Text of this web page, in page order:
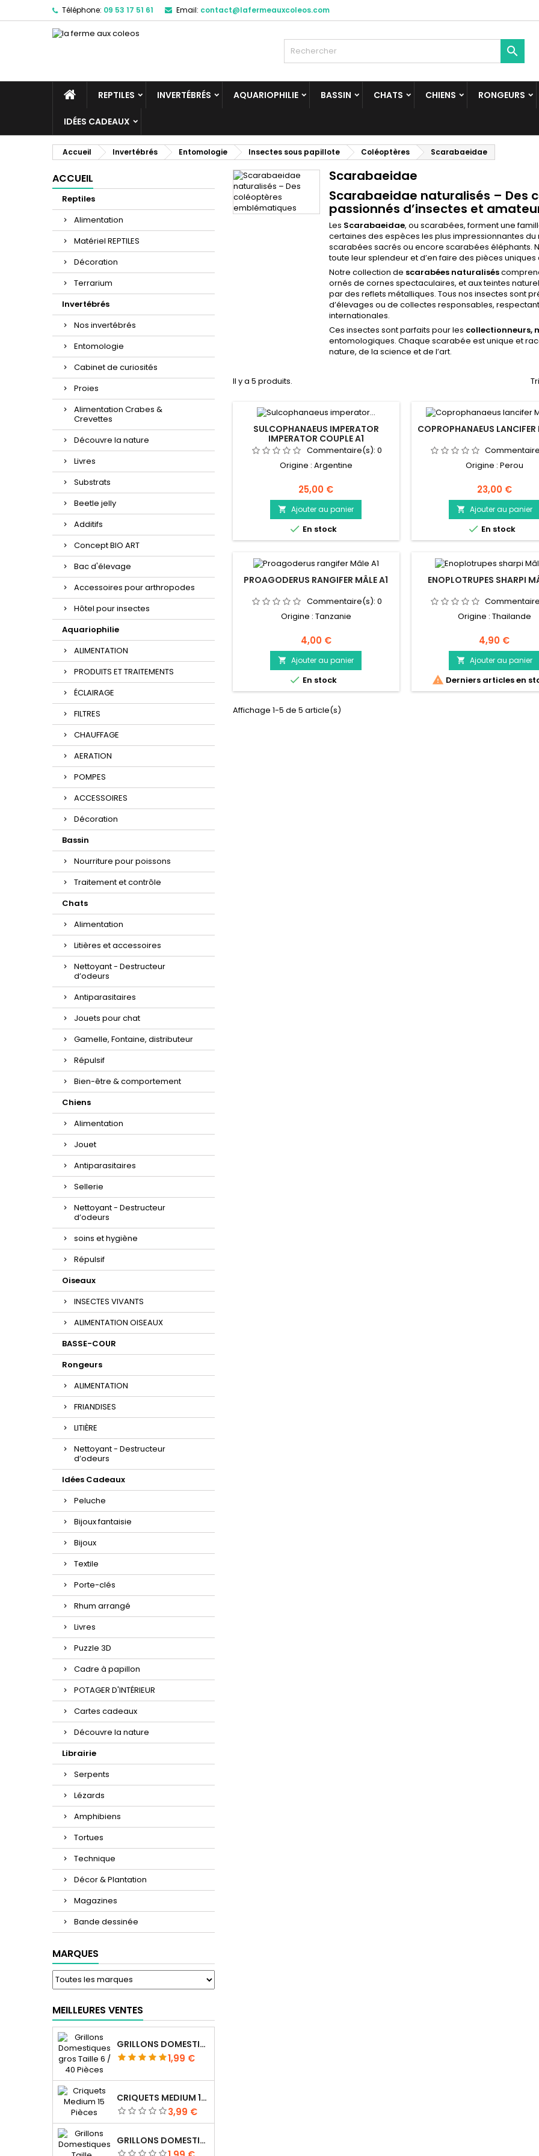
Téléphone: 09 53 17 51 61 Email: contact@lafermeauxcoleos.com

REPTILES INVERTÉBRÉS AQUARIOPHILIE BASSIN CHATS CHIENS RONGEURS
IDÉES CADEAUX
Accueil Invertébrés Entomologie Insectes sous papillote Coléoptères Scarabaeidae
ACCUEIL
Reptiles
Alimentation
Matériel REPTILES
Décoration
Terrarium
Invertébrés
Nos invertébrés
Entomologie
Cabinet de curiosités
Proies
Alimentation Crabes &
Crevettes
Découvre la nature
Livres
Substrats
Beetle jelly
Additifs
Concept BIO ART
Bac d'élevage
Accessoires pour arthropodes
Hôtel pour insectes
Aquariophilie
ALIMENTATION
PRODUITS ET TRAITEMENTS
ÉCLAIRAGE
FILTRES
CHAUFFAGE
AERATION
POMPES
ACCESSOIRES
Décoration
Bassin
Nourriture pour poissons
Traitement et contrôle
Chats
Alimentation
Litières et accessoires
Nettoyant - Destructeur
d’odeurs
Antiparasitaires
Jouets pour chat
Gamelle, Fontaine, distributeur
Répulsif
Bien-être & comportement
Chiens
Alimentation
Jouet
Antiparasitaires
Sellerie
Nettoyant - Destructeur
d’odeurs
soins et hygiène
Répulsif
Oiseaux
INSECTES VIVANTS
ALIMENTATION OISEAUX
BASSE-COUR
Rongeurs
ALIMENTATION
FRIANDISES
LITIÈRE
Nettoyant - Destructeur
d’odeurs
Idées Cadeaux
Peluche
Bijoux fantaisie
Bijoux
Textile
Porte-clés
Rhum arrangé
Livres
Puzzle 3D
Cadre à papillon
POTAGER D'INTÉRIEUR
Cartes cadeaux
Découvre la nature
Librairie
Serpents
Lézards
Amphibiens
Tortues
Technique
Décor & Plantation
Magazines
Bande dessinée
MARQUES
MEILLEURES VENTES
GRILLONS DOMESTIQUES GROS TAILLE 6 / 40 PIÈCES
Prix
1,99 €
CRIQUETS MEDIUM 15 PIÈCES
Prix
3,99 €
GRILLONS DOMESTIQUES TAILLE 4 / 70 PIÈCES
Scarabaeidae
Scarabaeidae naturalisés – Des
passionnés d’insectes et
Les Scarabaeidae, ou scarabées, forment une
certaines des espèces les plus impressionnantes
scarabées sacrés ou encore scarabées éléphants.
toute leur splendeur et d’en faire des pièces
Notre collection de scarabées naturalisés
ornés de cornes spectaculaires, et aux teintes
par des reflets métalliques. Tous nos insectes sont
d’élevages ou de collectes responsables,
internationales.
Ces insectes sont parfaits pour les collectionneurs,
entomologiques. Chaque scarabée est unique et
nature, de la science et de l’art.
Il y a 5 produits.
SULCOPHANAEUS IMPERATOR
IMPERATOR COUPLE A1
Commentaire(s): 0
Origine : Argentine
Prix
25,00 €
 Ajouter au panier
 En stock
COPROPHANAEUS LANCIFER
Origine : Perou
Prix
23,00 €
 Ajouter au panier
 En stock
PROAGODERUS RANGIFER MÂLE A1
Commentaire(s): 0
Origine : Tanzanie
Prix
4,00 €
 Ajouter au panier
 En stock
ENOPLOTRUPES SHARPI
Origine : Thailande
Prix
4,90 €
 Ajouter au panier
 Derniers articles en
Affichage 1-5 de 5 article(s)